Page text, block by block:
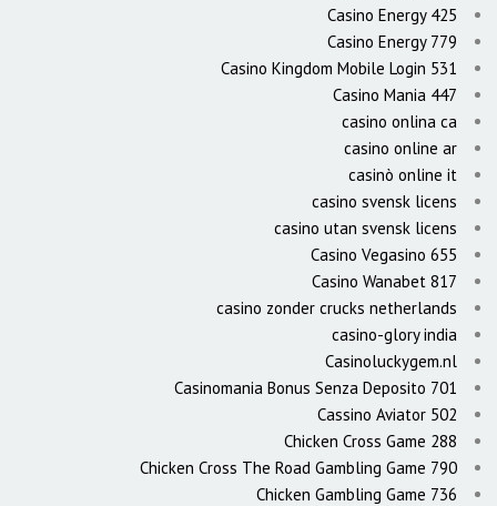
Casino Energy 425
Casino Energy 779
Casino Kingdom Mobile Login 531
Casino Mania 447
casino onlina ca
casino online ar
casinò online it
casino svensk licens
casino utan svensk licens
Casino Vegasino 655
Casino Wanabet 817
casino zonder crucks netherlands
casino-glory india
Casinoluckygem.nl
Casinomania Bonus Senza Deposito 701
Cassino Aviator 502
Chicken Cross Game 288
Chicken Cross The Road Gambling Game 790
Chicken Gambling Game 736